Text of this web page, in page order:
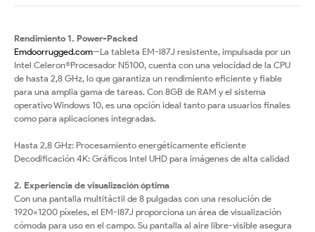
Rendimiento 1. Power-Packed
Emdoorrugged.com--La tableta EM-I87J resistente, impulsada por un
Intel Celeron®Procesador N5100, cuenta con una velocidad de la CPU
de hasta 2,8 GHz, lo que garantiza un rendimiento eficiente y fiable
para una amplia gama de tareas. Con 8GB de RAM y el sistema
operativo Windows 10, es una opción ideal tanto para usuarios finales
como para aplicaciones integradas.
Hasta 2,8 GHz: Procesamiento energéticamente eficiente
Decodificación 4K: Gráficos Intel UHD para imágenes de alta calidad
2. Experiencia de visualización óptima
Con una pantalla multitáctil de 8 pulgadas con una resolución de
1920x1200 píxeles, el EM-I87J proporciona un área de visualización
cómoda para uso en el campo. Su pantalla al aire libre-visible asegura